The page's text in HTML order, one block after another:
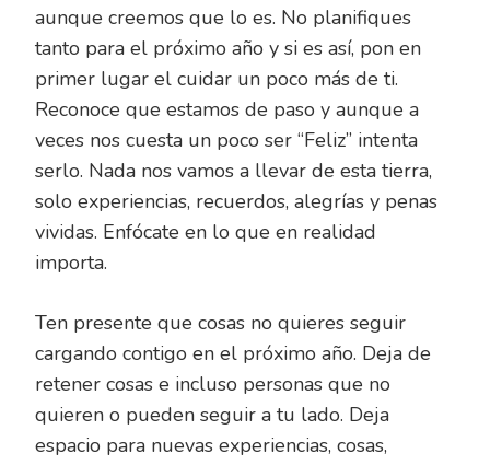
aunque creemos que lo es. No planifiques
tanto para el próximo año y si es así, pon en
primer lugar el cuidar un poco más de ti.
Reconoce que estamos de paso y aunque a
veces nos cuesta un poco ser “Feliz” intenta
serlo. Nada nos vamos a llevar de esta tierra,
solo experiencias, recuerdos, alegrías y penas
vividas. Enfócate en lo que en realidad
importa.
Ten presente que cosas no quieres seguir
cargando contigo en el próximo año. Deja de
retener cosas e incluso personas que no
quieren o pueden seguir a tu lado. Deja
espacio para nuevas experiencias, cosas,